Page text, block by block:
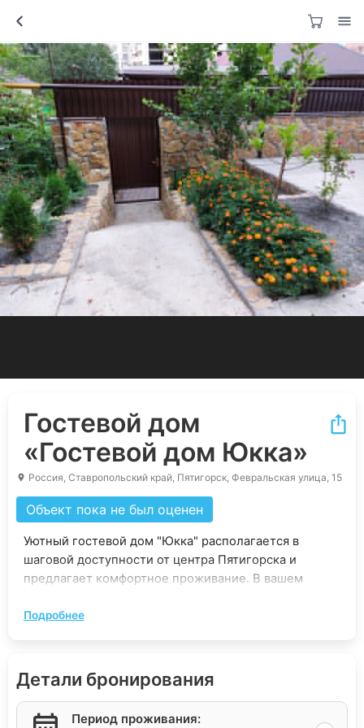
Гостевой дом
«Гостевой дом Юкка»
Россия, Ставропольский край, Пятигорск, Февральская улица, 15
Объект пока не был оценен
Уютный гостевой дом "Юкка" располагается в
шаговой доступности от центра Пятигорска и
предлагает комфортное проживание. В вашем
кухня-столовая и совмещённый санузел с душевой.
стоимость рассчитана на 4 гостей. При
необходимости можно арендовать дополнительное
5-е спальное место (раскладушка) за 500 рублей и
Подробнее
Детали бронирования
Период проживания: